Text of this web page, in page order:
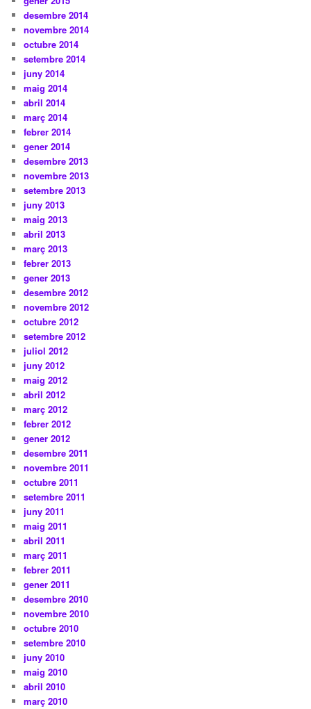
desembre 2014
novembre 2014
octubre 2014
setembre 2014
juny 2014
maig 2014
abril 2014
març 2014
febrer 2014
gener 2014
desembre 2013
novembre 2013
setembre 2013
juny 2013
maig 2013
abril 2013
març 2013
febrer 2013
gener 2013
desembre 2012
novembre 2012
octubre 2012
setembre 2012
juliol 2012
juny 2012
maig 2012
abril 2012
març 2012
febrer 2012
gener 2012
desembre 2011
novembre 2011
octubre 2011
setembre 2011
juny 2011
maig 2011
abril 2011
març 2011
febrer 2011
gener 2011
desembre 2010
novembre 2010
octubre 2010
setembre 2010
juny 2010
maig 2010
abril 2010
març 2010